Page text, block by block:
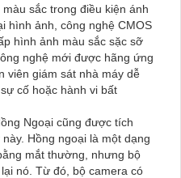
sắc trong điều kiện ánh
hình ảnh, công nghệ CMOS
hình ảnh màu sắc sặc sỡ
nghệ mới được hãng ứng
viên giám sát nhà máy dễ
cố hoặc hành vi bất
Ngoại cũng được tích
Hồng ngoại là một dạng
mắt thường, nhưng bộ
nó. Từ đó, bộ camera có